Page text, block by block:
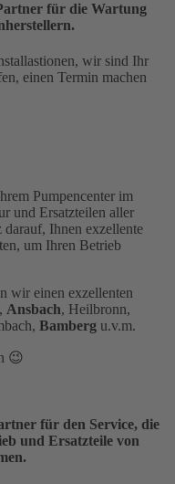
für die Wartung
wir sind Ihr
einen Termin machen
Pumpencenter im
und Ersatzteilen aller
darauf, Ihnen exzellente
um Ihren Betrieb
wir einen exzellenten
Ansbach, Heilbronn,
Bamberg u.v.m.
😉
für den Service, die
und Ersatzteile von